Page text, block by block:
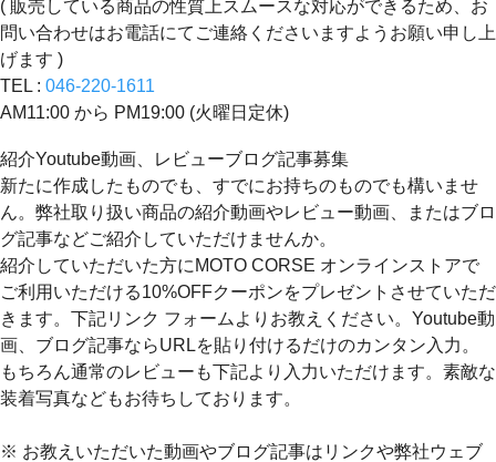
( 販売している商品の性質上スムースな対応ができるため、お
問い合わせはお電話にてご連絡くださいますようお願い申し上
げます )
TEL : 046-220-1611
AM11:00 から PM19:00 (火曜日定休)
紹介Youtube動画、レビューブログ記事募集
新たに作成したものでも、すでにお持ちのものでも構いませ
ん。弊社取り扱い商品の紹介動画やレビュー動画、またはブロ
グ記事などご紹介していただけませんか。
紹介していただいた方にMOTO CORSE オンラインストアで
ご利用いただける10%OFFクーポンをプレゼントさせていただ
きます。下記リンク フォームよりお教えください。Youtube動
画、ブログ記事ならURLを貼り付けるだけのカンタン入力。
もちろん通常のレビューも下記より入力いただけます。素敵な
装着写真などもお待ちしております。
※ お教えいただいた動画やブログ記事はリンクや弊社ウェブ